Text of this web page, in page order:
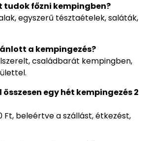
tudok főzni kempingben?
egyszerű tésztaételek, saláták,
a kempingezés?
családbarát kempingben,
összesen egy hét kempingezés 2
Ft, beleértve a szállást, étkezést,